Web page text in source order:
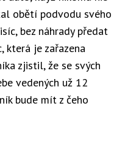
obětí podvodu svého
bez náhrady předat
která je zařazena
zjistil, že se svých
vedených už 12
bude mít z čeho